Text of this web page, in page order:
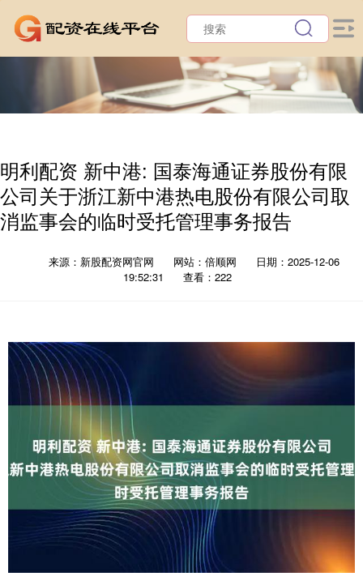
明利配资 新中港: 国泰海通证券股份有限
公司关于浙江新中港热电股份有限公司取
消监事会的临时受托管理事务报告
来源：新股配资网官网 网站：倍顺网
日期：2025-12-06
19:52:31
查看：222